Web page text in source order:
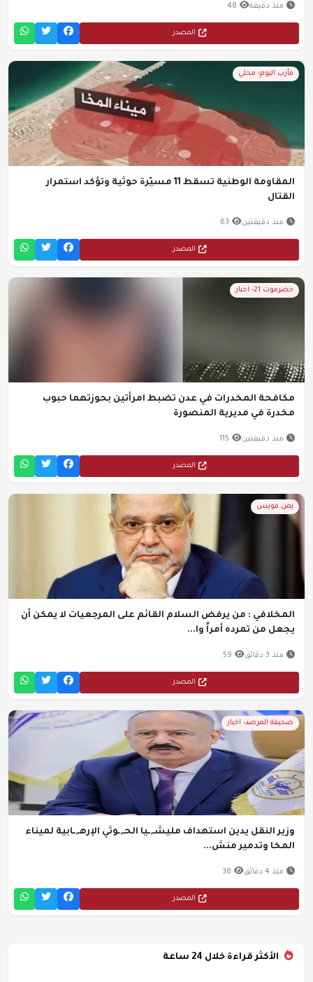
منذ دقيقة 48
المصدر
مأرب اليوم- محلي
المقاومة الوطنية تسقط 11 مسيّرة حوثية وتؤكد استمرار
القتال
منذ دقيقتين 63
المصدر
حضرموت 21- اخبار
مكافحة المخدرات في عدن تضبط امرأتين بحوزتهما حبوب
مخدرة في مديرية المنصورة
منذ دقيقتين 115
المصدر
يمن فويس
المخلافي : من يرفض السلام القائم على المرجعيات لا يمكن أن
يجعل من تمرده أمراً وا...
منذ 3 دقائق 59
المصدر
صحيفة المرصد- اخبار
وزير النقل يدين استهداف مليشـ,ـيا الحـ,ـوثي الإرهـ,ـابية لميناء
المخا وتدمير منش...
منذ 4 دقائق 38
المصدر
الأكثر قراءة خلال 24 ساعة